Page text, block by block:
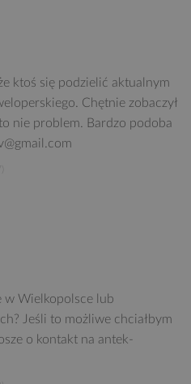
ktoś się podzielić aktualnym
Chętnie zobaczył
nie problem. Bardzo podoba
w Wielkopolsce lub
Jeśli to możliwe chciałbym
o kontakt na antek-